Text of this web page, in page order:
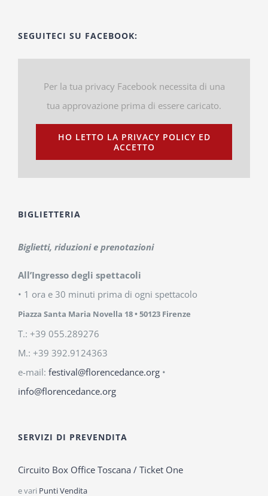
SEGUITECI SU FACEBOOK:
Per la tua privacy Facebook necessita di una
tua approvazione prima di essere caricato.
HO LETTO LA PRIVACY POLICY ED
ACCETTO
BIGLIETTERIA
Biglietti, riduzioni e prenotazioni
All’Ingresso degli spettacoli
• 1 ora e 30 minuti prima di ogni spettacolo
Piazza Santa Maria Novella 18• 50123 Firenze
T.: +39 055.289276
M.: +39 392.9124363
e-mail: festival@florencedance.org •
info@florencedance.org
SERVIZI DI PREVENDITA
Circuito Box Office Toscana / Ticket One
e vari Punti Vendita